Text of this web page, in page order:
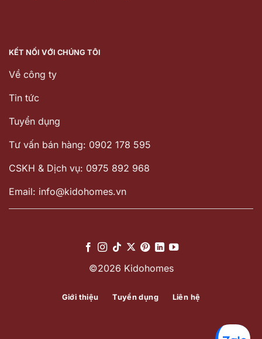
KẾT NỐI VỚI CHÚNG TÔI
Về công ty
Tin tức
Tuyển dụng
Tư vấn bán hàng: 0902 178 595
CSKH & Dịch vụ: 0975 892 968
Email: info@kidohomes.vn
©2026 Kidohomes
Giới thiệu Tuyển dụng Liên hệ